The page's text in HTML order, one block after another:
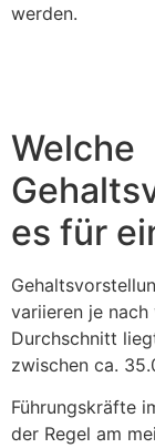
werden.
Welche
es für
variieren je nach
Durchschnitt
zwischen ca.
Führungskräfte
der Regel am